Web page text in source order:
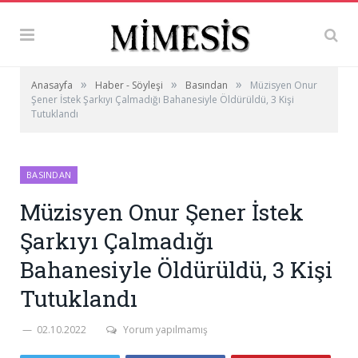
Anasayfa » Haber - Söyleşi » Basından »
Müzisyen Onur
Şener İstek Şarkıyı Çalmadığı Bahanesiyle Öldürüldü, 3 Kişi
Tutuklandı
BASINDAN
Müzisyen Onur Şener İstek
Şarkıyı Çalmadığı
Bahanesiyle Öldürüldü, 3 Kişi
Tutuklandı
02.10.2022 Yorum yapılmamış